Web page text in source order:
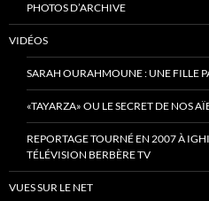
PHOTOS D’ARCHIVE
VIDÉOS
SARAH OURAHMOUNE : UNE FILLE
«TAYARZA» OU LE SECRET DE NOS
REPORTAGE TOURNÉ EN 2007 À
TÉLÉVISION BERBÈRE TV
VUES SUR LE NET